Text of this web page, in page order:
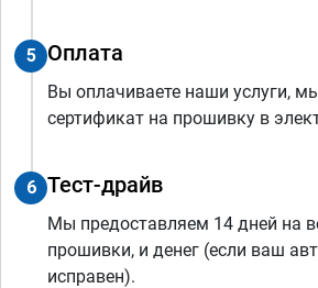
5 Оплата
Вы оплачиваете наши услуги,
сертификат на прошивку в
6 Тест-драйв
Мы предоставляем 14 дней на
прошивки, и денег (если ваш
исправен).